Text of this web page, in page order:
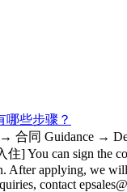
哪些步骤？
合同 Guidance →
] You can sign the
After applying, we
contact